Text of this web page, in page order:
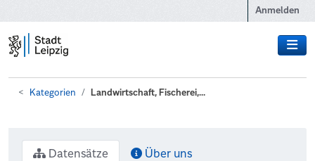
Anmelden
Kategorien Landwirtschaft, Fischerei,...
Datensätze Über uns